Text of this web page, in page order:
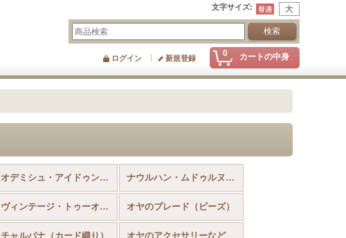
文字サイズ:
0 カートの中身
ログイン 新規登録
オデミシュ・アイドゥンのヴィンテージのイーネオヤ ナウルハン・ムドゥルヌのヴィンテージのイーネオヤ
ヴィンテージ・トゥーオヤスカーフ オヤのブレード（ビーズ）
チャルパナ（カード織り） オヤのアクセサリーなど